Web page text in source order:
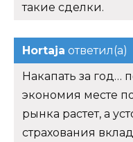
такие сделки.
Hortaja ответил(а)
Накапать за год…
экономия месте
рынка растет, а
страхования